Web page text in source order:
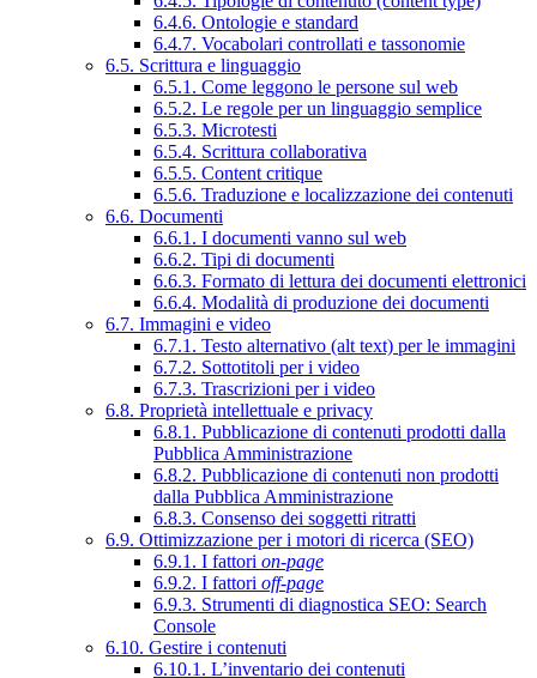
6.4.6. Ontologie e standard
6.4.7. Vocabolari controllati e tassonomie
6.5. Scrittura e linguaggio
6.5.1. Come leggono le persone sul web
6.5.2. Le regole per un linguaggio semplice
6.5.3. Microtesti
6.5.4. Scrittura collaborativa
6.5.5. Content critique
6.5.6. Traduzione e localizzazione dei contenuti
6.6. Documenti
6.6.1. I documenti vanno sul web
6.6.2. Tipi di documenti
6.6.3. Formato di lettura dei documenti elettronici
6.6.4. Modalità di produzione dei documenti
6.7. Immagini e video
6.7.1. Testo alternativo (alt text) per le immagini
6.7.2. Sottotitoli per i video
6.7.3. Trascrizioni per i video
6.8. Proprietà intellettuale e privacy
6.8.1. Pubblicazione di contenuti prodotti dalla
Pubblica Amministrazione
6.8.2. Pubblicazione di contenuti non prodotti
dalla Pubblica Amministrazione
6.8.3. Consenso dei soggetti ritratti
6.9. Ottimizzazione per i motori di ricerca (SEO)
6.9.1. I fattori on-page
6.9.2. I fattori off-page
6.9.3. Strumenti di diagnostica SEO: Search
Console
6.10. Gestire i contenuti
6.10.1. L’inventario dei contenuti